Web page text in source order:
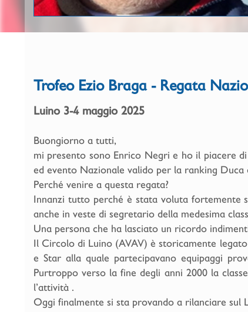
Trofeo Ezio Braga - Regata
Luino 3-4 maggio 2025
Buongiorno a tutti,
mi presento sono Enrico Negri e ho il piacere
ed evento Nazionale valido per la ranking Duca
Perché venire a questa regata?
Innanzi tutto perché è stata voluta fortemente
anche in veste di segretario della medesima
Una persona che ha lasciato un ricordo
Il Circolo di Luino (AVAV) è storicamente
e Star alla quale partecipavano equipaggi
Purtroppo verso la fine degli anni 2000 la
l’attività .
Oggi finalmente si sta provando a rilanciare sul